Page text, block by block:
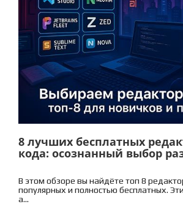
8 лучших бесплатных
кода: осознанный выбор
В этом обзоре вы найдёте топ 8
популярных и полностью бесплатных.
а...